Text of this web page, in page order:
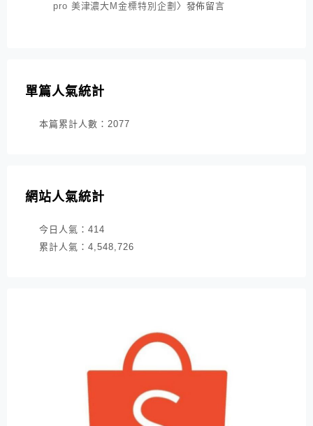
pro 美津濃大M金標特別企劃 〉發佈留言
單篇人氣統計
本篇累計人數： 2077
網站人氣統計
今日人氣： 414
累計人氣： 4,548,726